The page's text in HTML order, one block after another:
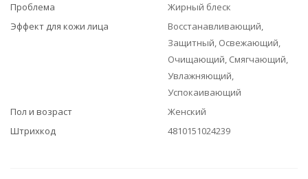
Проблема
Жирный блеск
Эффект для кожи лица
Восстанавливающий,
Защитный, Освежающий,
Очищающий, Смягчающий,
Увлажняющий,
Успокаивающий
Пол и возраст
Женский
Штрихкод
4810151024239